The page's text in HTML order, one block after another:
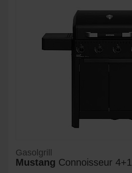
Gasolgrill
Mustang Connoisseur 4+1